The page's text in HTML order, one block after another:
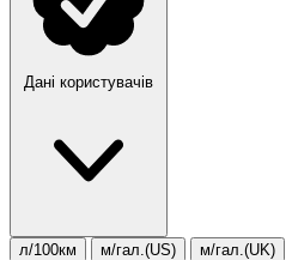
Дані користувачів
л/100км м/гал.(US) м/гал.(UK)